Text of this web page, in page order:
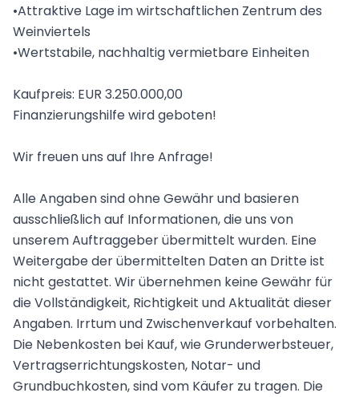
•Attraktive Lage im wirtschaftlichen Zentrum des
Weinviertels
•Wertstabile, nachhaltig vermietbare Einheiten
Kaufpreis: EUR 3.250.000,00
Finanzierungshilfe wird geboten!
Wir freuen uns auf Ihre Anfrage!
Alle Angaben sind ohne Gewähr und basieren
ausschließlich auf Informationen, die uns von
unserem Auftraggeber übermittelt wurden. Eine
Weitergabe der übermittelten Daten an Dritte ist
nicht gestattet. Wir übernehmen keine Gewähr für
die Vollständigkeit, Richtigkeit und Aktualität dieser
Angaben. Irrtum und Zwischenverkauf vorbehalten.
Die Nebenkosten bei Kauf, wie Grunderwerbsteuer,
Vertragserrichtungskosten, Notar- und
Grundbuchkosten, sind vom Käufer zu tragen. Die